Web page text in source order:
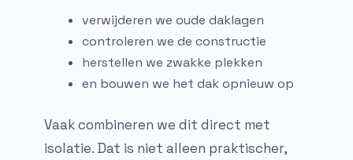
verwijderen we oude daklagen
controleren we de constructie
herstellen we zwakke plekken
en bouwen we het dak opnieuw op
Vaak combineren we dit direct met
isolatie. Dat is niet alleen praktischer,